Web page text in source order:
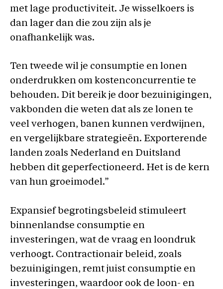
met lage productiviteit. Je wisselkoers is
dan lager dan die zou zijn als je
onafhankelijk was.
Ten tweede wil je consumptie en lonen
onderdrukken om kostenconcurrentie te
behouden. Dit bereik je door bezuinigingen,
vakbonden die weten dat als ze lonen te
veel verhogen, banen kunnen verdwijnen,
en vergelijkbare strategieën. Exporterende
landen zoals Nederland en Duitsland
hebben dit geperfectioneerd. Het is de kern
van hun groeimodel.”
Expansief begrotingsbeleid stimuleert
binnenlandse consumptie en
investeringen, wat de vraag en loondruk
verhoogt. Contractionair beleid, zoals
bezuinigingen, remt juist consumptie en
investeringen, waardoor ook de loon- en